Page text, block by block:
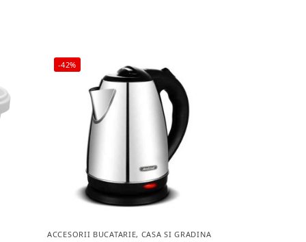
-42%
ACCESORII BUCATARIE, CASA SI GRADINA